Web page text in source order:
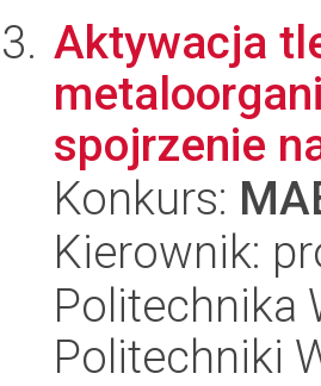
Aktywacja
spojrzenie
Konkurs:
Kierownik:
Politechnika
Politechniki